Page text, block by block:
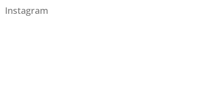
Instagram